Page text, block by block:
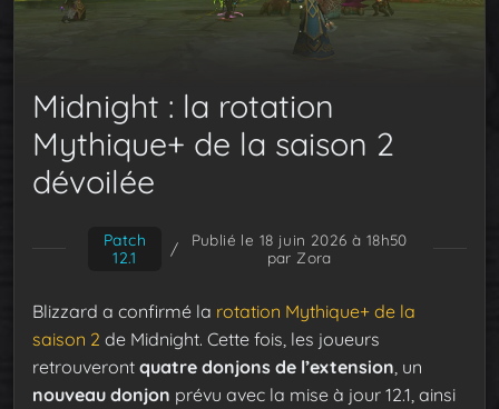
Midnight : la rotation
Mythique+ de la saison 2
dévoilée
Patch
12.1
/
Publié le 18 juin 2026 à 18h50
par Zora
Blizzard a confirmé la rotation Mythique+ de la
saison 2 de Midnight. Cette fois, les joueurs
retrouveront quatre donjons de l’extension , un
nouveau donjon prévu avec la mise à jour 12.1, ainsi